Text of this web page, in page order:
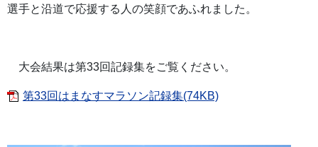
選手と沿道で応援する人の笑顔であふれました。
大会結果は第33回記録集をご覧ください。
第33回はまなすマラソン記録集(74KB)